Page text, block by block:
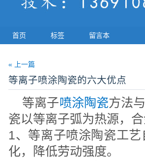
首页 标签 留言本
« 上一篇
等离子喷涂陶瓷的六大优点
等离子喷涂陶瓷方法
瓷以等离子弧为热源，
1、等离子喷涂陶瓷工
化，降低劳动强度。